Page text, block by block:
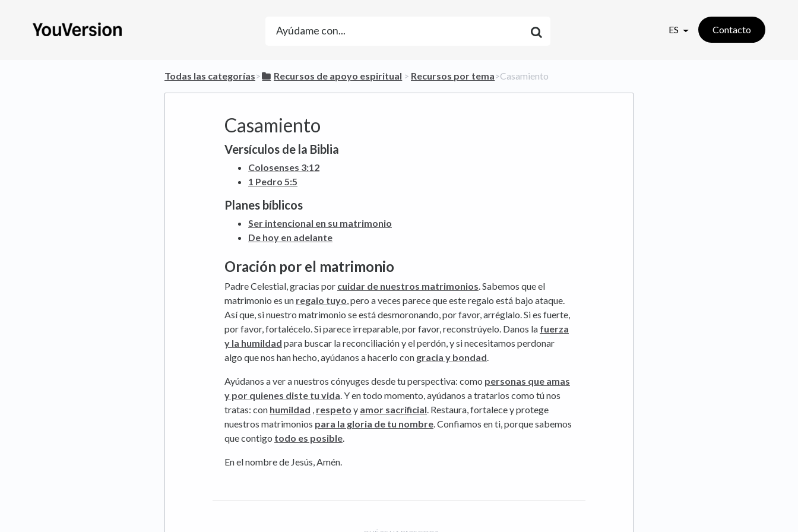
ES Contacto
Todas las categorías​>​ ​Recursos de apoyo espiritual ​ > ​ ​Recursos por tema​>​ Casamiento
Casamiento
Versículos de la Biblia
Colosenses 3:12
1 Pedro 5:5
Planes bíblicos
Ser intencional en su matrimonio
De hoy en adelante
Oración por el matrimonio
Padre Celestial, gracias por cuidar de nuestros matrimonios. Sabemos que el
matrimonio es un regalo tuyo, pero a veces parece que este regalo está bajo ataque.
Así que, si nuestro matrimonio se está desmoronando, por favor, arréglalo. Si es fuerte,
por favor, fortalécelo. Si parece irreparable, por favor, reconstrúyelo. Danos la fuerza
y la humildad para buscar la reconciliación y el perdón, y si necesitamos perdonar
algo que nos han hecho, ayúdanos a hacerlo con gracia y bondad.
Ayúdanos a ver a nuestros cónyuges desde tu perspectiva: como personas que amas
y por quienes diste tu vida. Y en todo momento, ayúdanos a tratarlos como tú nos
tratas: con humildad , respeto y amor sacrificial. Restaura, fortalece y protege
nuestros matrimonios para la gloria de tu nombre. Confiamos en ti, porque sabemos
que contigo todo es posible.
En el nombre de Jesús, Amén.